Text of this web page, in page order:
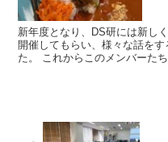
新年度となり、DS研には新し
開催してもらい、様々な話を
た。 これからこのメンバーたちと